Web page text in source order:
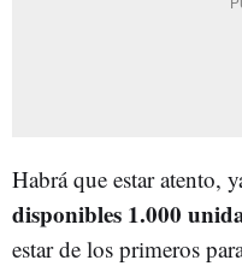
Habrá que estar atento,
disponibles 1.000
estar de los primeros